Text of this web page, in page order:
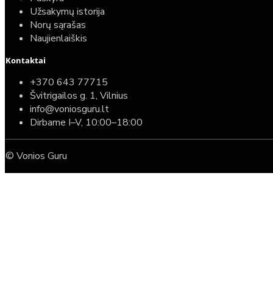
Užsakymų istorija
Norų sąrašas
Naujienlaiškis
Kontaktai
+370 643 77715
Švitrigailos g. 1, Vilnius
info@voniosguru.lt
Dirbame I–V, 10:00–18:00
© Vonios Guru